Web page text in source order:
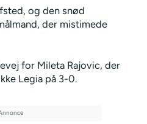
og den snød
der mistimede
for Mileta Rajovic, der
Legia på 3-0.